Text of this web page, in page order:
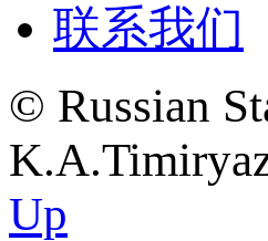
联系我们
© Russian
Up